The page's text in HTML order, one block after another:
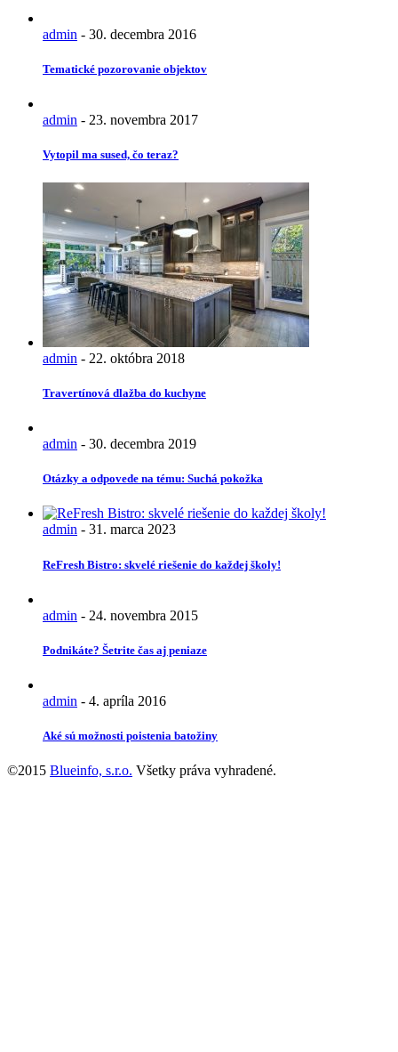
admin - 30. decembra 2016
Tematické pozorovanie objektov
admin - 23. novembra 2017
Vytopil ma sused, čo teraz?
admin - 22. októbra 2018
Travertínová dlažba do kuchyne
admin - 30. decembra 2019
Otázky a odpovede na tému: Suchá pokožka
admin - 31. marca 2023
ReFresh Bistro: skvelé riešenie do každej školy!
admin - 24. novembra 2015
Podnikáte? Šetrite čas aj peniaze
admin - 4. apríla 2016
Aké sú možnosti poistenia batožiny
©2015 Blueinfo, s.r.o. Všetky práva vyhradené.